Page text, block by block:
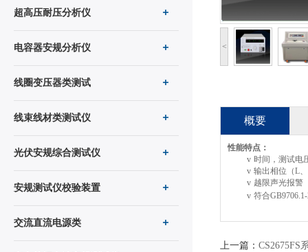
超高压耐压分析仪
电容器安规分析仪
线圈变压器类测试
线束线材类测试仪
光伏安规综合测试仪
安规测试仪校验装置
交流直流电源类
<
概要
性能特点：
v 时间，测试电
v 输出相位（L、
v 越限声光报警
v 符合
上一篇： CS2675FS